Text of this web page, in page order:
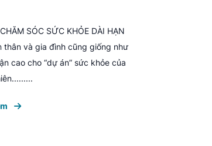
SÓC SỨC KHỎE DÀI HẠN
và gia đình cũng giống như
cao cho “dự án” sức khỏe của